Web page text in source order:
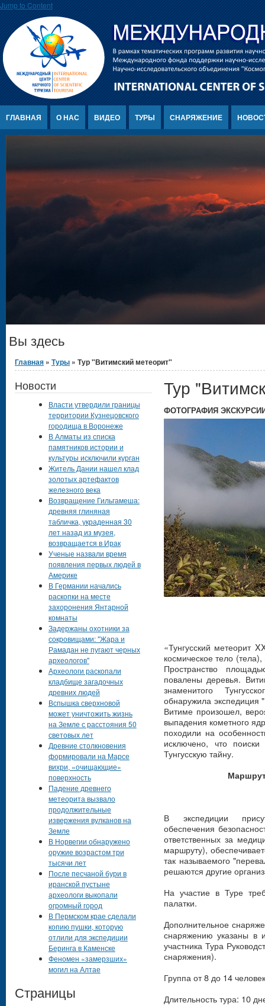
Jump to Content
ГЛАВНАЯ О НАС ВИДЕО ТУРЫ СНАРЯЖЕНИЕ
Вы здесь
Главная » Туры » Тур "Витимский метеорит"
Тур
ФОТОГРАФИЯ
«Тунгусский метеорит
космическое тело
Пространство
повалены деревья.
знаменитого
обнаружила экспедиция
Витиме произошел,
выпадения кометного
походили на
исключено, что поиски
Тунгусскую тайну.
В экспедиции
обеспечения
ответственных за
маршруту),
так называемого
решаются другие
На участие в Туре
палатки.
Дополнительное
снаряжению указаны в
участника Тура
снаряжения).
Группа от 8 до 14
Длительность тура: 10
Новости
Власти утвердили границы
территории Кузнецовского
городища в Воронеже
В Алматы из списка
памятников истории и
культуры исключили курган
Житель Дании нашел клад
золотых артефактов
железного века
Возвращение Гильгамеша:
древняя глиняная
табличка, украденная 30
лет назад из музея,
возвращается в Ирак
Ученые назвали время
появления первых людей в
Америке
В Германии начались
раскопки на месте
захоронения Янтарной
комнаты
Задержаны охотники за
сокровищами: "Жара и
Рамадан не пугают черных
археологов"
Археологи раскопали
кладбище загадочных
древних людей
Вспышка сверхновой
может уничтожить жизнь
на Земле с расстояния 50
световых лет
Древние столкновения
формировали на Марсе
вихри, «очищающие»
поверхность
Падение древнего
метеорита вызвало
продолжительные
извержения вулканов на
Земле
В Норвегии обнаружено
оружие возрастом три
тысячи лет
После песчаной бури в
иранской пустыне
археологи выкопали
огромный город
В Пермском крае сделали
копию пушки, которую
отлили для экспедиции
Беринга в Каменске
Феномен «замерзших»
могил на Алтае
Страницы